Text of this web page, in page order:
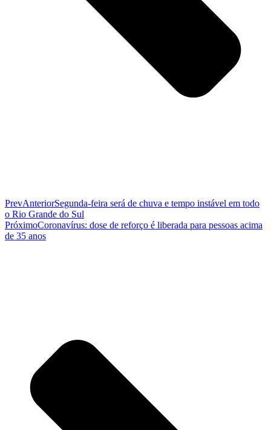
PrevAnteriorSegunda-feira será de chuva e tempo instável em todo
o Rio Grande do Sul
PróximoCoronavírus: dose de reforço é liberada para pessoas acima
de 35 anos